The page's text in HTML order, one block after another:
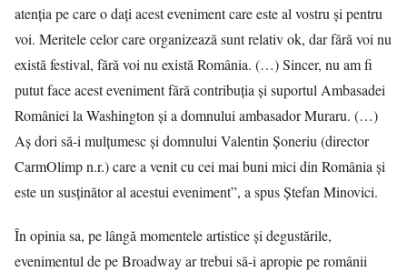
atenţia pe care o daţi acest eveniment care este al vostru şi pentru
voi. Meritele celor care organizează sunt relativ ok, dar fără voi nu
există festival, fără voi nu există România. (…) Sincer, nu am fi
putut face acest eveniment fără contribuţia şi suportul Ambasadei
României la Washington şi a domnului ambasador Muraru. (…)
Aş dori să-i mulţumesc şi domnului Valentin Şoneriu (director
CarmOlimp n.r.) care a venit cu cei mai buni mici din România şi
este un susţinător al acestui eveniment”, a spus Ştefan Minovici.
În opinia sa, pe lângă momentele artistice şi degustările,
evenimentul de pe Broadway ar trebui să-i apropie pe românii